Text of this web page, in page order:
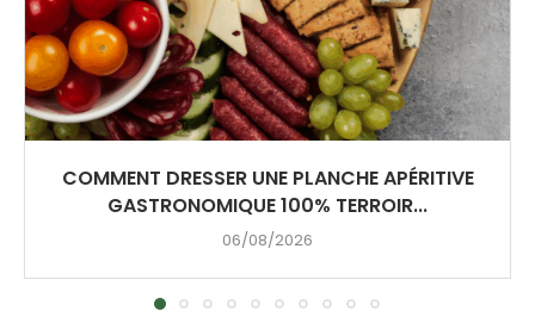
COMMENT DRESSER UNE PLANCHE APÉRITIVE
GASTRONOMIQUE 100% TERROIR...
06/08/2026